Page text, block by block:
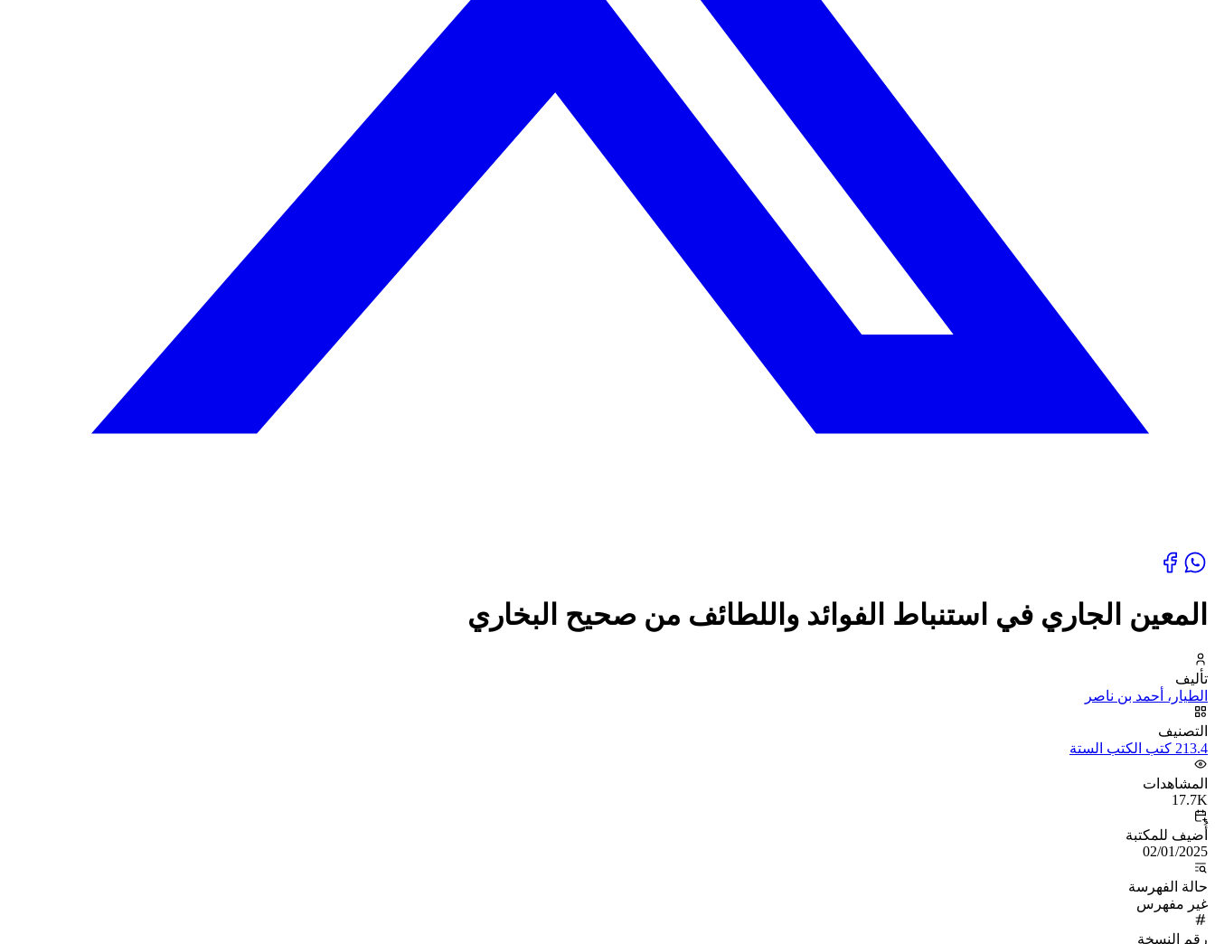
المعين الجاري في استنباط الفوائد واللطائف من صحيح البخاري
تأليف
الطيار، أحمد بن ناصر
التصنيف
213.4 كتب الكتب الستة
المشاهدات
17.7K
أُضيف للمكتبة
02/01/2025
حالة الفهرسة
غير مفهرس
رقم النسخة